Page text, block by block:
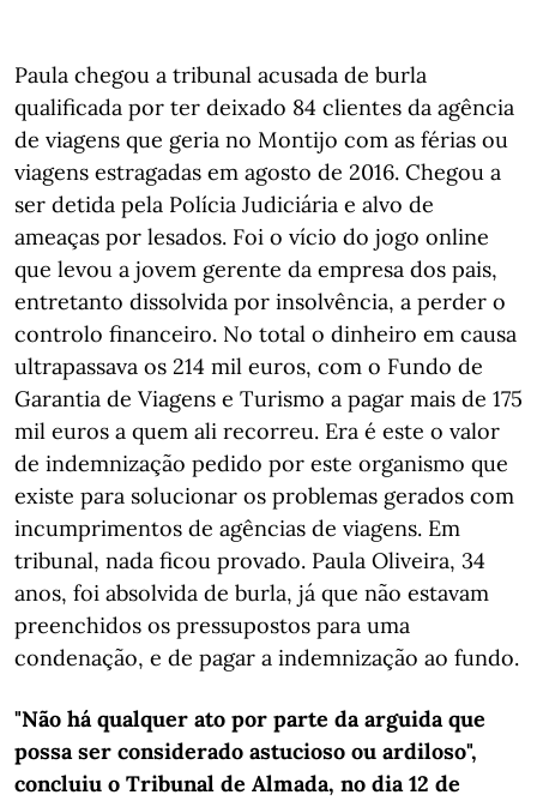
Paula chegou a tribunal acusada de burla
qualificada por ter deixado 84 clientes da agência
de viagens que geria no Montijo com as férias ou
viagens estragadas em agosto de 2016. Chegou a
ser detida pela Polícia Judiciária e alvo de
ameaças por lesados. Foi o vício do jogo online
que levou a jovem gerente da empresa dos pais,
entretanto dissolvida por insolvência, a perder o
controlo financeiro. No total o dinheiro em causa
ultrapassava os 214 mil euros, com o Fundo de
Garantia de Viagens e Turismo a pagar mais de 175
mil euros a quem ali recorreu. Era é este o valor
de indemnização pedido por este organismo que
existe para solucionar os problemas gerados com
incumprimentos de agências de viagens. Em
tribunal, nada ficou provado. Paula Oliveira, 34
anos, foi absolvida de burla, já que não estavam
preenchidos os pressupostos para uma
condenação, e de pagar a indemnização ao fundo.
"Não há qualquer ato por parte da arguida que
possa ser considerado astucioso ou ardiloso",
concluiu o Tribunal de Almada, no dia 12 de